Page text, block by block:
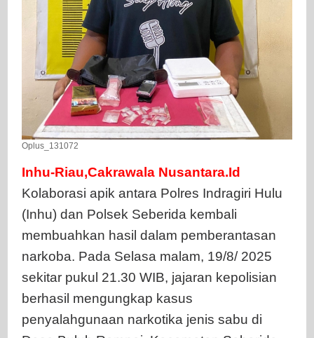
Oplus_131072
Inhu-Riau,Cakrawala Nusantara.Id
Kolaborasi apik antara Polres Indragiri Hulu
(Inhu) dan Polsek Seberida kembali
membuahkan hasil dalam pemberantasan
narkoba. Pada Selasa malam, 19/8/ 2025
sekitar pukul 21.30 WIB, jajaran kepolisian
berhasil mengungkap kasus
penyalahgunaan narkotika jenis sabu di